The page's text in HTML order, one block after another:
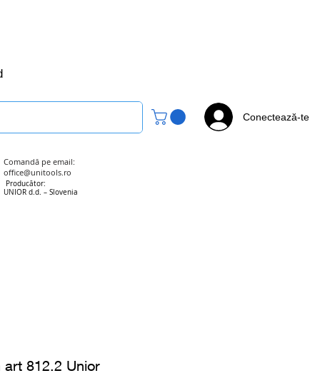
Conectează-te
Comandă pe email:
office@unitools.ro
Producător:
UNIOR d.d. – Slovenia
812.2 Unior